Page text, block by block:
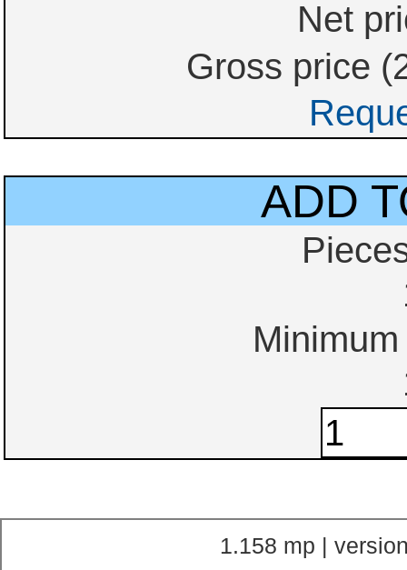
Net
Gross price
ADD
1.158 mp |